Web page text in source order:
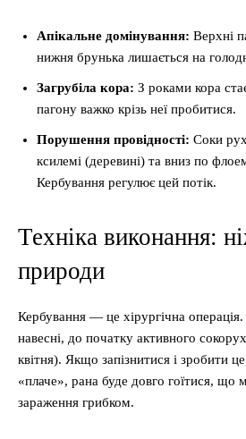
Апікальне домінування: Верхні
нижня брунька лишається на
Загрубіла кора: З роками кора
пагону важко крізь неї пробитися.
Порушення провідності: Соки
ксилемі (деревині) та вниз по
Кербування регулює цей потік.
Техніка виконання:
природи
Кербування — це хірургічна операція.
навесні, до початку активного
квітня). Якщо запізнитися і зробити
«плаче», рана буде довго гоїтися, що
зараження грибком.